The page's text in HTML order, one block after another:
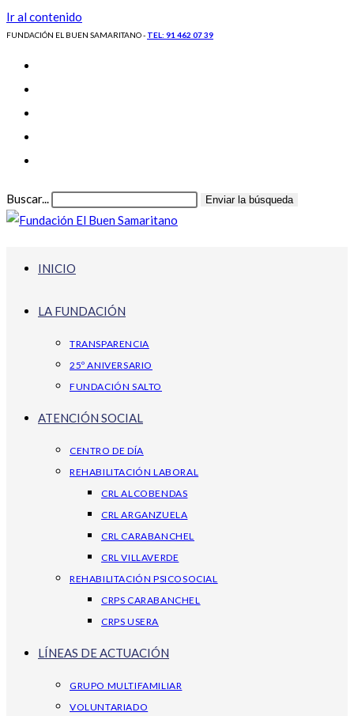
Ir al contenido
FUNDACIÓN EL BUEN SAMARITANO - TEL: 91 462 07 39
Buscar... Enviar la búsqueda
INICIO
LA FUNDACIÓN
TRANSPARENCIA
25º ANIVERSARIO
FUNDACIÓN SALTO
ATENCIÓN SOCIAL
CENTRO DE DÍA
REHABILITACIÓN LABORAL
CRL ALCOBENDAS
CRL ARGANZUELA
CRL CARABANCHEL
CRL VILLAVERDE
REHABILITACIÓN PSICOSOCIAL
CRPS CARABANCHEL
CRPS USERA
LÍNEAS DE ACTUACIÓN
GRUPO MULTIFAMILIAR
VOLUNTARIADO